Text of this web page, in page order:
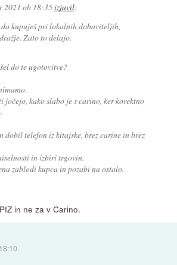
2021 ob 18:35izjavil:
da kupuješ pri lokalnih dobaviteljih,
Zato to delajo.
do te ugotovitve?
jočejo, kako slabo je s carino, ker korektno
dobil telefon iz kitajske, brez carine in brez
in izbiri trgovin.
zablodi kupca in pozabi na ostalo.
in ne za v Carino.